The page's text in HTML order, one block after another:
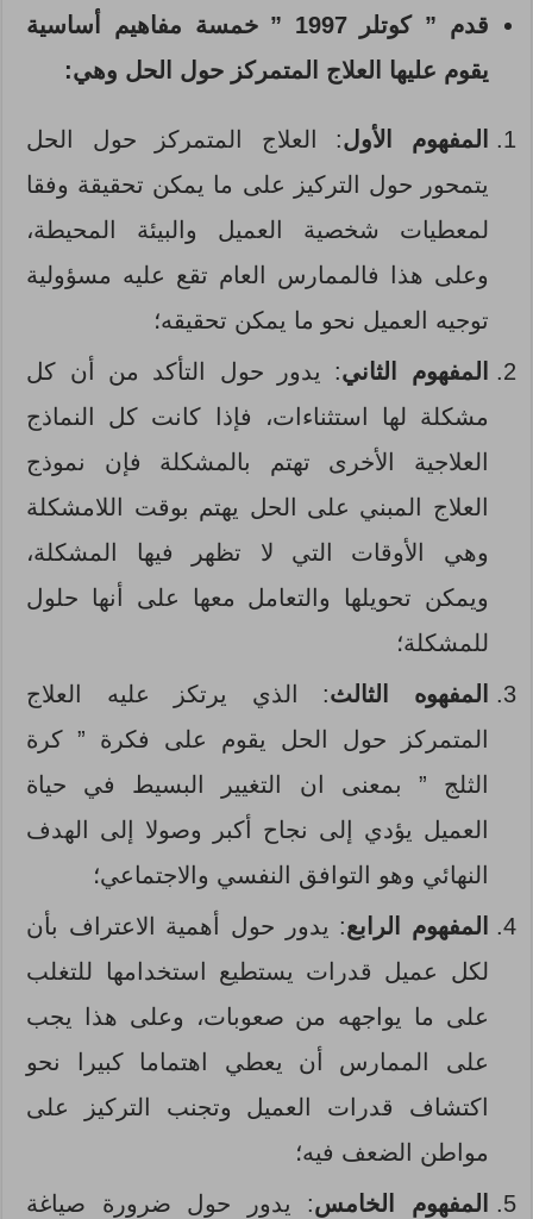
قدم ” كوتلر 1997 ” خمسة مفاهيم أساسية
يقوم عليها العلاج المتمركز حول الحل وهي:
المفهوم الأول: العلاج المتمركز حول الحل
يتمحور حول التركيز على ما يمكن تحقيقة وفقا
لمعطيات شخصية العميل والبيئة المحيطة،
وعلى هذا فالممارس العام تقع عليه مسؤولية
توجيه العميل نحو ما يمكن تحقيقه؛
المفهوم الثاني: يدور حول التأكد من أن كل
مشكلة لها استثناءات، فإذا كانت كل النماذج
العلاجية الأخرى تهتم بالمشكلة فإن نموذج
العلاج المبني على الحل يهتم بوقت اللامشكلة
وهي الأوقات التي لا تظهر فيها المشكلة،
ويمكن تحويلها والتعامل معها على أنها حلول
للمشكلة؛
المفهوه الثالث: الذي يرتكز عليه العلاج
المتمركز حول الحل يقوم على فكرة ” كرة
الثلج ” بمعنى ان التغيير البسيط في حياة
العميل يؤدي إلى نجاح أكبر وصولا إلى الهدف
النهائي وهو التوافق النفسي والاجتماعي؛
المفهوم الرابع: يدور حول أهمية الاعتراف بأن
لكل عميل قدرات يستطيع استخدامها للتغلب
على ما يواجهه من صعوبات، وعلى هذا يجب
على الممارس أن يعطي اهتماما كبيرا نحو
اكتشاف قدرات العميل وتجنب التركيز على
مواطن الضعف فيه؛
المفهوم الخامس: يدور حول ضرورة صياغة